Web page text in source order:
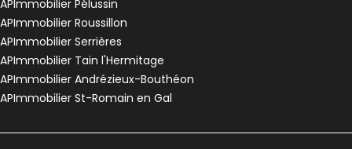
APImmobilier Pélussin
APImmobilier Roussillon
APImmobilier Serrières
APImmobilier Tain l'Hermitage
APImmobilier Andrézieux-Bouthéon
APImmobilier St-Romain en Gal